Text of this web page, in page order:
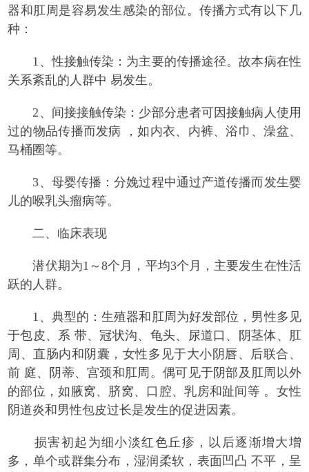
器和肛周是容易发生感染的部位。传播方式有以下几
种：
1、性接触传染：为主要的传播途径。故本病在性
关系紊乱的人群中 易发生。
2、间接接触传染：少部分患者可因接触病人使用
过的物品传播而发病 ，如内衣、内裤、浴巾、澡盆、
马桶圈等。
3、母婴传播：分娩过程中通过产道传播而发生婴
儿的喉乳头瘤病等。
二、临床表现
潜伏期为1～8个月，平均3个月，主要发生在性活
跃的人群。
1、典型的：生殖器和肛周为好发部位，男性多见
于包皮、系 带、冠状沟、龟头、尿道口、阴茎体、肛
周、直肠内和阴囊，女性多见于大小阴唇、后联合、
前 庭、阴蒂、宫颈和肛周。偶可见于阴部及肛周以外
的部位，如腋窝、脐窝、口腔、乳房和趾间等 。女性
阴道炎和男性包皮过长是发生的促进因素。
损害初起为细小淡红色丘疹，以后逐渐增大增
多，单个或群集分布，湿润柔软，表面凹凸 不平，呈